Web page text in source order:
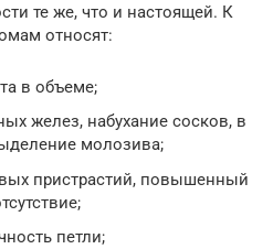
те же, что и настоящей. К
относят:
в объеме;
желез, набухание сосков, в
молозива;
пристрастий, повышенный
петли;